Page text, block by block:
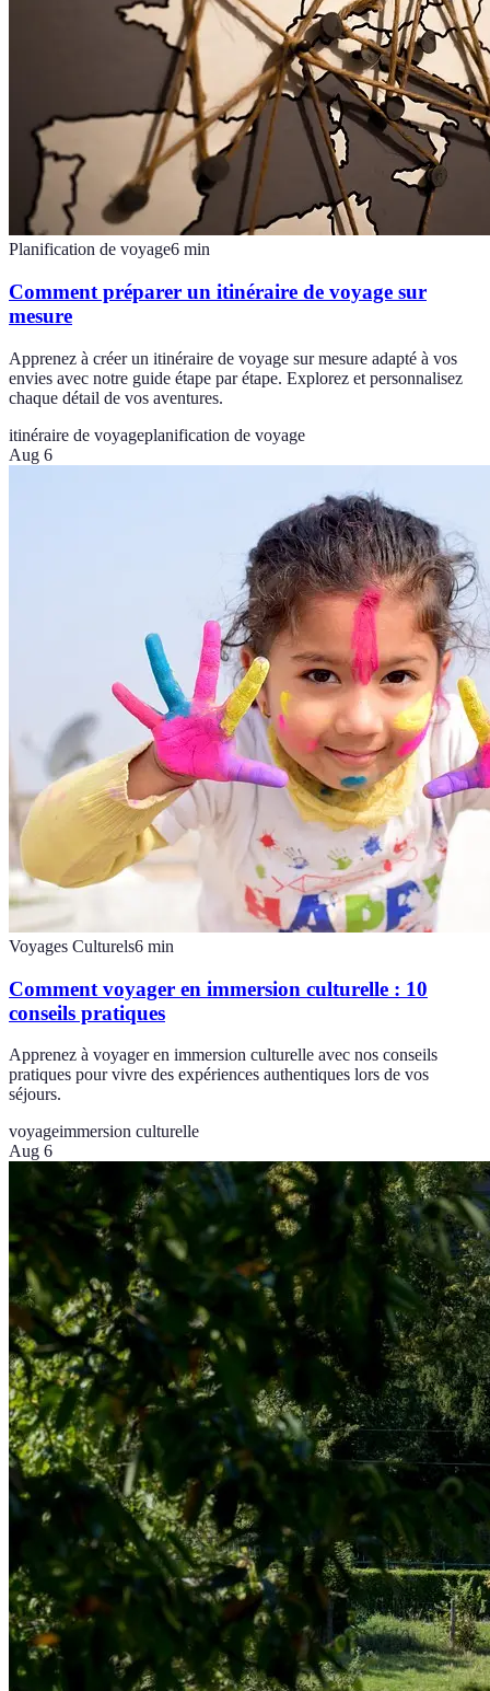
Planification de voyage6 min
Comment préparer un itinéraire de voyage sur
mesure
Apprenez à créer un itinéraire de voyage sur mesure adapté à vos
envies avec notre guide étape par étape. Explorez et personnalisez
chaque détail de vos aventures.
itinéraire de voyageplanification de voyage
Aug 6
Voyages Culturels6 min
Comment voyager en immersion culturelle : 10
conseils pratiques
Apprenez à voyager en immersion culturelle avec nos conseils
pratiques pour vivre des expériences authentiques lors de vos
séjours.
voyageimmersion culturelle
Aug 6